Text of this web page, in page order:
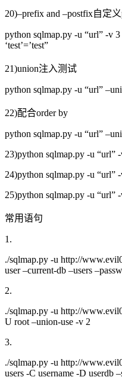
20)–prefix and –postfix自定
python sqlmap.py -u “url” -v
‘test’=’test”
21)union注入测试
python sqlmap.py -u “url”
22)配合order by
python sqlmap.py -u “url”
23)python sqlmap.py -u “url”
24)python sqlmap.py -u “url”
25)python sqlmap.py -u “url”
常用语句
1.
./sqlmap.py -u http://
user –current-db –users
2.
./sqlmap.py -u http://
U root –union-use -v 2
3.
./sqlmap.py -u http://
users -C username -D userdb